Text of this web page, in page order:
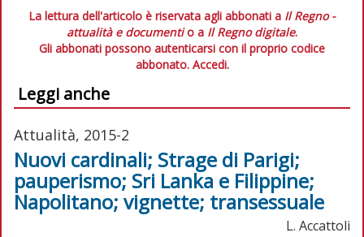
La lettura dell'articolo è riservata agli abbonati a Il Regno -
attualità e documentio a Il Regno digitale.
Gli abbonati possono autenticarsi con il proprio codice
abbonato. Accedi.
Leggi anche
Attualità, 2015-2
Nuovi cardinali; Strage di Parigi;
pauperismo; Sri Lanka e Filippine;
Napolitano; vignette; transessuale
L. Accattoli